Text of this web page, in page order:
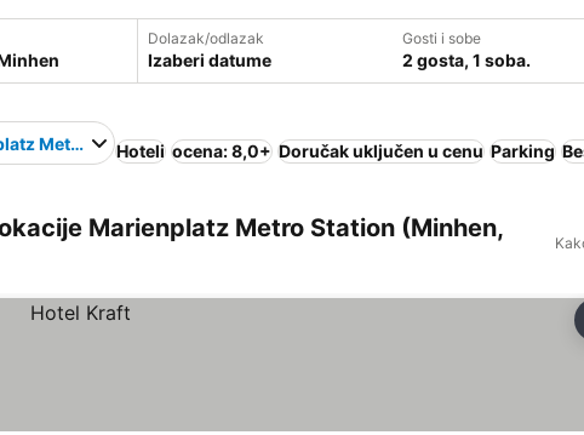
Dolazak/odlazak
Izaberi datume
Gosti i sobe
2 gosta, 1 soba.
Metro Station
Hoteli ocena: 8,0+ Doručak uključen u cenu Parking
Marienplatz Metro Station (Minhen,